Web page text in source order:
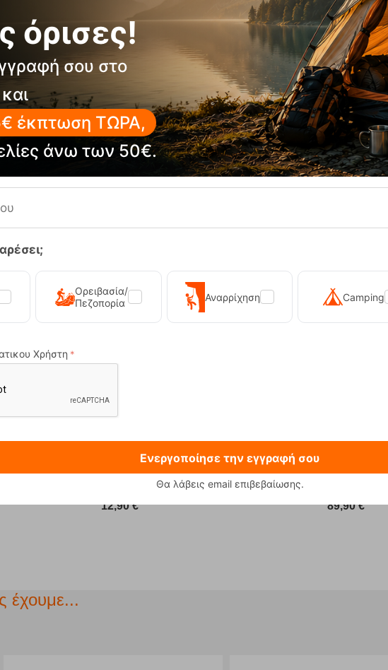
€
10%
Άμεσα
10%
Winter Gas 230g Φιάλη Υγραεριού Primus
12,90 €
Sonna-M Black Ανδρικό
89,90 €
έχουμε...
όρισες!
σου στο
έκπτωση ΤΩΡΑ,
άνω των 50€.
Ορειβασία/
Πεζοπορία
Αναρρίχηση Camping
Χρήστη
Ενεργοποίησε την εγγραφή σου
Θα λάβεις email επιβεβαίωσης.